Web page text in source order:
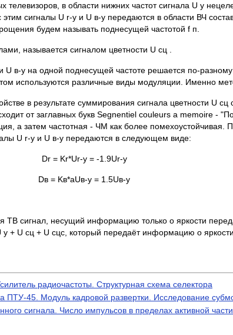
в области нижних частот сигнала U у
сигналы U r-у и U в-у передаются в области ВЧ
будем называть поднесущей частотой f п.
называется сигналом цветности U сц .
в-у на одной поднесущей частоте решается по-
используются различные виды модуляции. Именно
в результате суммирования сигнала цветности U
от заглавных букв Segnentiel couleurs a memoire -
а затем частотная - ЧМ как более помехоустойчивая.
U r-у и U в-у передаются в следующем виде:
Dr = Kr*Ur-y = -1.9Ur-y
Dв = Kв*aUв-y = 1.5Uв-y
сигнал, несущий информацию только о яркости
+ U сц + U сцс, который передаёт информацию о
радиочастоты. Структурная схема селектора
45. Модуль кадровой развертки. Исследование
сигнала. Число импульсов в пределах активной части